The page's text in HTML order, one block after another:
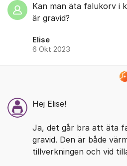
Kan man äta falukorv i
är gravid?
Elise
6 Okt 2023
Hej Elise!
Ja, det går bra att äta
gravid. Den är både
tillverkningen och vid